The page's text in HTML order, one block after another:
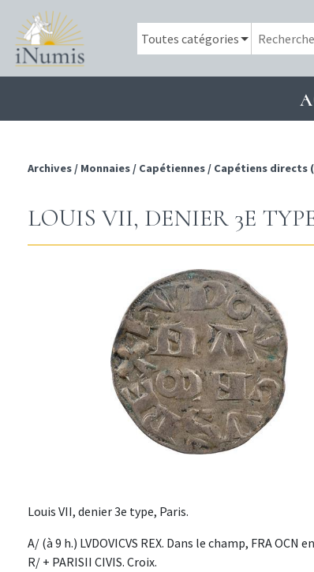
Archives / Monnaies / Capétiennes / Capétiens directs
LOUIS VII, DENIER 3E
Louis VII, denier 3e type, Paris.
A/ (à 9 h.) LVDOVICVS REX. Dans le champ, FRA OCN
R/ + PARISII CIVIS. Croix.